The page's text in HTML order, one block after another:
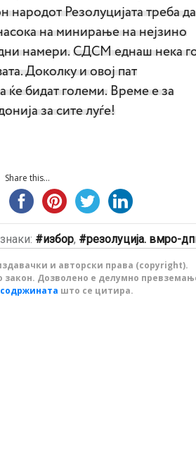
Резолуцијата треба да
на минирање на нејзино
намери. СДСМ еднаш нека
Доколку и овој пат
ќе бидат големи. Време е за
за сите луѓе!
Share this...
избор, резолуција. вмро-
и авторски права (copyright).
Дозволено е делумно
што се цитира.